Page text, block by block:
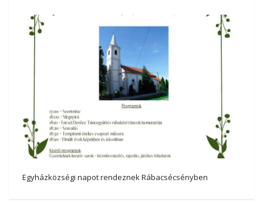
Egyházközségi napot rendeznek Rábacsécsényben